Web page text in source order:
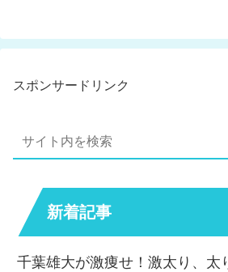
スポンサードリンク
新着記事
千葉雄大が激痩せ！激太り、太